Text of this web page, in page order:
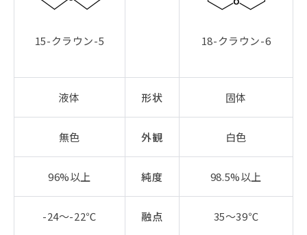
15-クラウン-5 18-クラウン-6
液体 形状 固体
無色 外観 白色
96%以上 純度 98.5%以上
-24～-22℃ 融点 35～39℃